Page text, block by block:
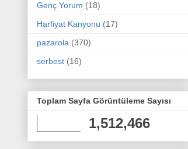
Genç Yorum (18)
Harfiyat Kanyonu (17)
pazarola (370)
serbest (16)
Toplam Sayfa Görüntüleme Sayısı
1,512,466